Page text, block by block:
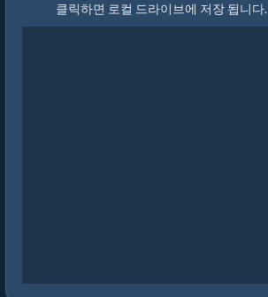
클릭하면 로컬 드라이브에 저장 됩니다.